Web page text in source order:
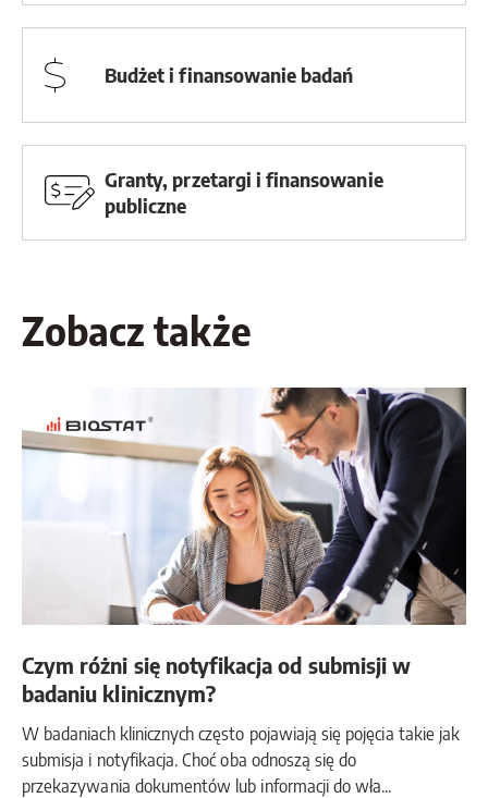
Zobacz także
Czym różni się notyfikacja od submisji w
badaniu klinicznym?
W badaniach klinicznych często pojawiają się pojęcia takie jak
submisja i notyfikacja. Choć oba odnoszą się do
przekazywania dokumentów lub informacji do wła...
Budżet i finansowanie badań
Granty, przetargi i finansowanie
publiczne